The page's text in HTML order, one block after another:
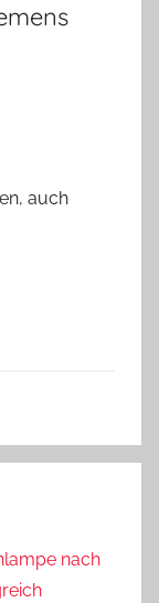
auch
nach